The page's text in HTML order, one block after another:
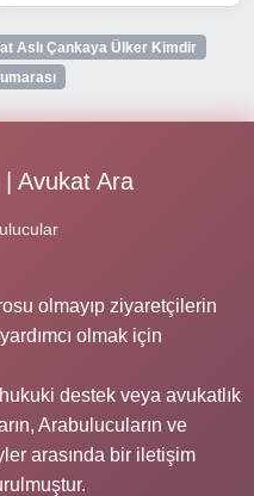
Aslı Çankaya Ülker Kimdir
Avukat Ara
olmayıp ziyaretçilerin
olmak için
destek veya avukatlık
Arabulucuların ve
arasında bir iletişim